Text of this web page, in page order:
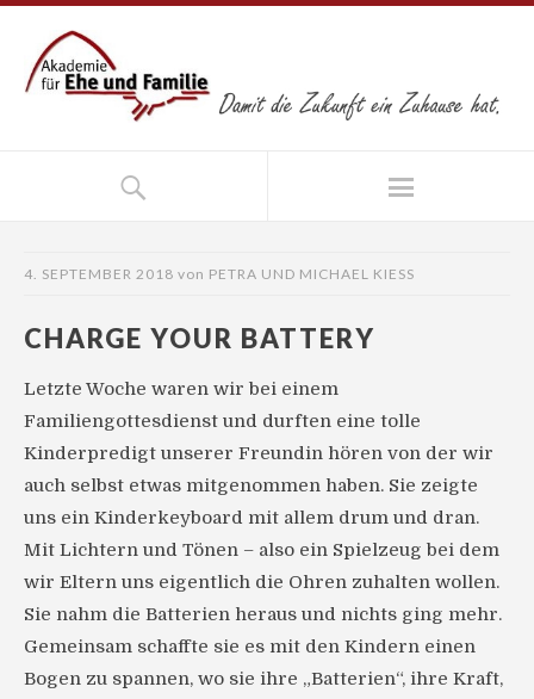
4. SEPTEMBER 2018 von PETRA UND MICHAEL KIESS
CHARGE YOUR BATTERY
Letzte Woche waren wir bei einem
Familiengottesdienst und durften eine tolle
Kinderpredigt unserer Freundin hören von der wir
auch selbst etwas mitgenommen haben. Sie zeigte
uns ein Kinderkeyboard mit allem drum und dran.
Mit Lichtern und Tönen – also ein Spielzeug bei dem
wir Eltern uns eigentlich die Ohren zuhalten wollen.
Sie nahm die Batterien heraus und nichts ging mehr.
Gemeinsam schaffte sie es mit den Kindern einen
Bogen zu spannen, wo sie ihre „Batterien“, ihre Kraft,